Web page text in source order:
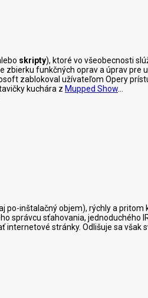
skripty), ktoré vo všeobecnosti
zbierku funkčných oprav a úprav pre
zablokoval užívateľom Opery
kuchára z Mupped Show
po-inštalačný objem), rýchly a
správcu sťahovania, jednoduchého
internetové stránky. Odlišuje sa